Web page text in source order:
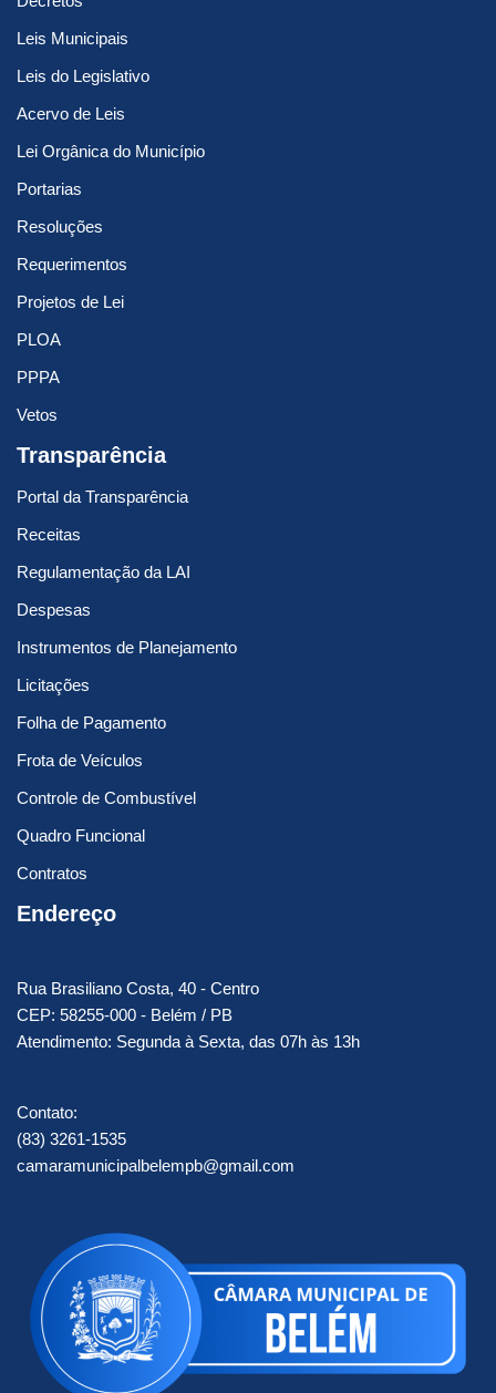
Leis Municipais
Leis do Legislativo
Acervo de Leis
Lei Orgânica do Município
Portarias
Resoluções
Requerimentos
Projetos de Lei
PLOA
PPPA
Vetos
Transparência
Portal da Transparência
Receitas
Regulamentação da LAI
Despesas
Instrumentos de Planejamento
Licitações
Folha de Pagamento
Frota de Veículos
Controle de Combustível
Quadro Funcional
Contratos
Endereço
Rua Brasiliano Costa, 40 - Centro
CEP: 58255-000 - Belém / PB
Atendimento: Segunda à Sexta, das 07h às 13h
Contato:
(83) 3261-1535
camaramunicipalbelempb@gmail.com